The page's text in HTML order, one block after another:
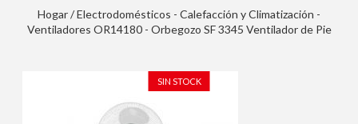
Hogar / Electrodomésticos - Calefacción y Climatización -
Ventiladores OR14180 - Orbegozo SF 3345 Ventilador de Pie
SIN STOCK